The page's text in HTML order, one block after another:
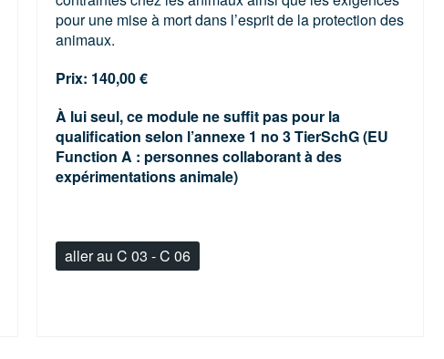
pour une mise à mort dans l’esprit de la protection des
animaux.
Prix: 140,00 €
À lui seul, ce module ne suffit pas pour la
qualification selon l’annexe 1 no 3 TierSchG (EU
Function A : personnes collaborant à des
expérimentations animale)
aller au C 03 - C 06